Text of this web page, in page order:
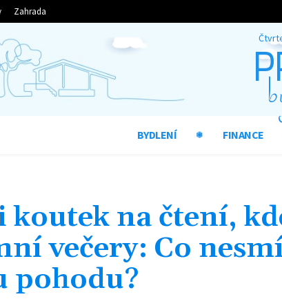
Zahrada
BYDLENÍ FINANCE
koutek na čtení,
večery: Co
pohodu?